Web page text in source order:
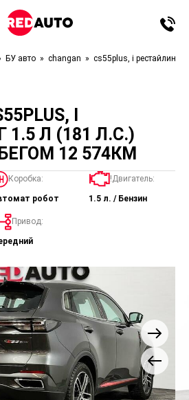
БУ авто changan cs55plus, i рестайлинг
I
1.5 Л (181 Л.С.)
12 574КМ
Коробка:
робот
!Двигатель:
1.5 л. / Бензин
Привод: